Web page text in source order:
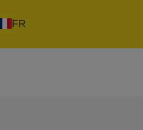
FR